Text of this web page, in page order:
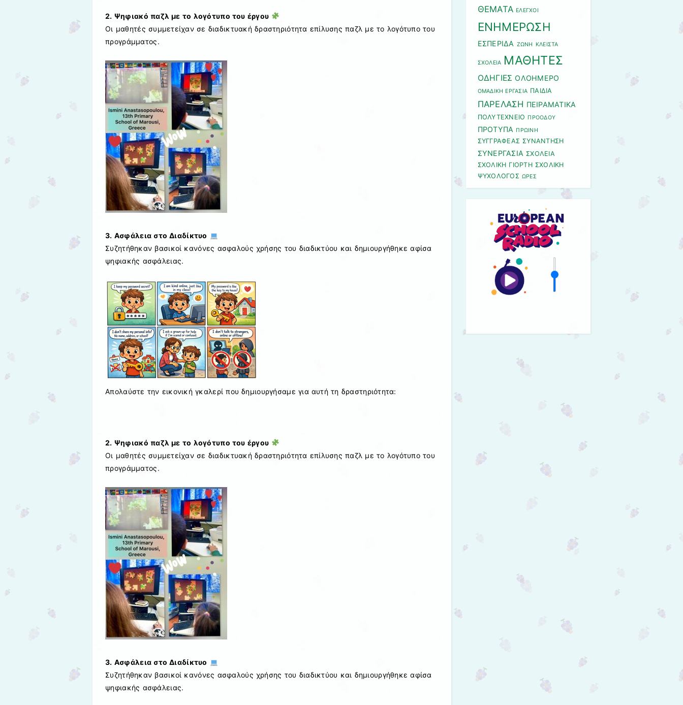
2. Ψηφιακό παζλ με το λογότυπο του έργου
Οι μαθητές συμμετείχαν σε διαδικτυακή δραστηριότητα επίλυσης παζλ με το λογότυπο του
προγράμματος.
3. Ασφάλεια στο Διαδίκτυο
Συζητήθηκαν βασικοί κανόνες ασφαλούς χρήσης του διαδικτύου και δημιουργήθηκε αφίσα
ψηφιακής ασφάλειας.
Απολαύστε την εικονική γκαλερί που δημιουργήσαμε για αυτή τη δραστηριότητα:
2. Ψηφιακό παζλ με το λογότυπο του έργου
Οι μαθητές συμμετείχαν σε διαδικτυακή δραστηριότητα επίλυσης παζλ με το λογότυπο του
προγράμματος.
3. Ασφάλεια στο Διαδίκτυο
Συζητήθηκαν βασικοί κανόνες ασφαλούς χρήσης του διαδικτύου και δημιουργήθηκε αφίσα
ψηφιακής ασφάλειας.
ΘΕΜΑΤΑ ΕΛΕΓΧΟΙ
ΕΝΗΜΕΡΩΣΗ
ΕΣΠΕΡΙΔΑ ΖΩΝΗ ΚΛΕΙΣΤΑ
ΣΧΟΛΕΙΑ ΜΑΘΗΤΕΣ
ΟΔΗΓΙΕΣ ΟΛΟΗΜΕΡΟ
ΟΜΑΔΙΚΗ ΕΡΓΑΣΙΑ ΠΑΙΔΙΑ
ΠΑΡΕΛΑΣΗ ΠΕΙΡΑΜΑΤΙΚΑ
ΠΟΛΥΤΕΧΝΕΙΟ ΠΡΟΟΔΟΥ
ΠΡΟΤΥΠΑ ΠΡΩΙΝΗ
ΣΥΓΓΡΑΦΕΑΣ ΣΥΝΑΝΤΗΣΗ
ΣΥΝΕΡΓΑΣΙΑ ΣΧΟΛΕΙΑ
ΣΧΟΛΙΚΗ ΓΙΟΡΤΗ ΣΧΟΛΙΚΗ
ΨΥΧΟΛΟΓΟΣ ΩΡΕΣ